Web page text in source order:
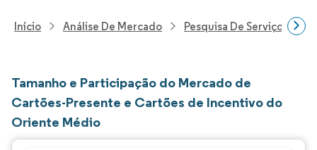
Início Análise De Mercado Pesquisa De Serviços
Tamanho e Participação do Mercado de
Cartões-Presente e Cartões de Incentivo do
Oriente Médio